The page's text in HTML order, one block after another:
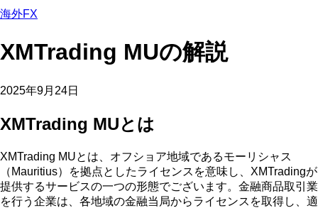
海外FX
XMTrading MUの解説
2025年9月24日
XMTrading MUとは
XMTrading MUとは、オフショア地域であるモーリシャス
（Mauritius）を拠点としたライセンスを意味し、XMTradingが
提供するサービスの一つの形態でございます。金融商品取引業
を行う企業は、各地域の金融当局からライセンスを取得し、適